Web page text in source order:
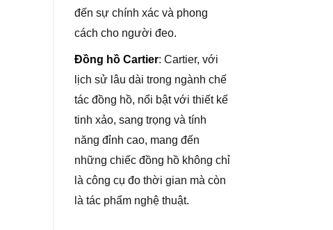
đến sự chính xác và phong
cách cho người đeo.
Đồng hồ Cartier: Cartier, với
lịch sử lâu dài trong ngành chế
tác đồng hồ, nổi bật với thiết kế
tinh xảo, sang trọng và tính
năng đỉnh cao, mang đến
những chiếc đồng hồ không chỉ
là công cụ đo thời gian mà còn
là tác phẩm nghệ thuật.